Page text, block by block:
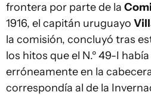
frontera por parte de la
1916, el capitán uruguayo
la comisión, concluyó tras
los hitos que el N.º 49-I
erróneamente en la
correspondía al de la